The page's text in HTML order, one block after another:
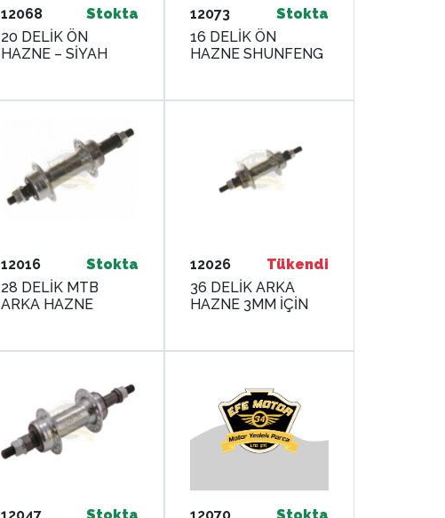
12068
Stokta
20 DELİK ÖN
HAZNE – SİYAH
12073
Stokta
16 DELİK ÖN
HAZNE SHUNFENG
12016
Stokta
28 DELİK MTB
ARKA HAZNE
12026
Tükendi
36 DELİK ARKA
HAZNE 3MM İÇİN